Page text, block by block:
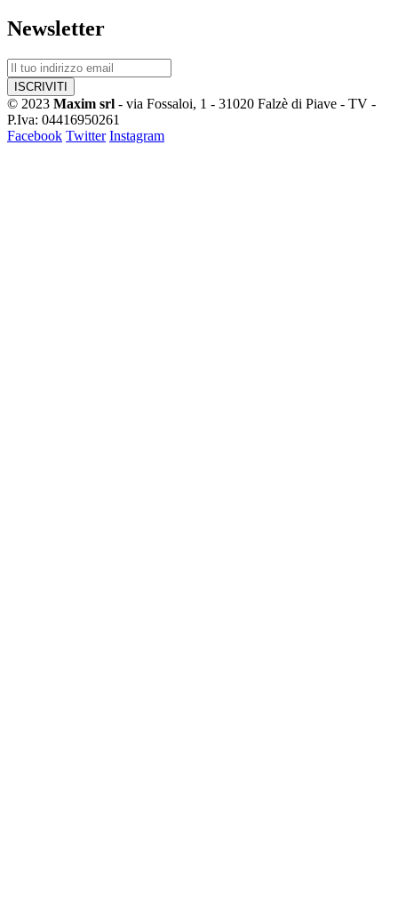
Newsletter
© 2023 Maxim srl - via Fossaloi, 1 - 31020 Falzè di Piave - TV -
P.Iva: 04416950261
Facebook Twitter Instagram